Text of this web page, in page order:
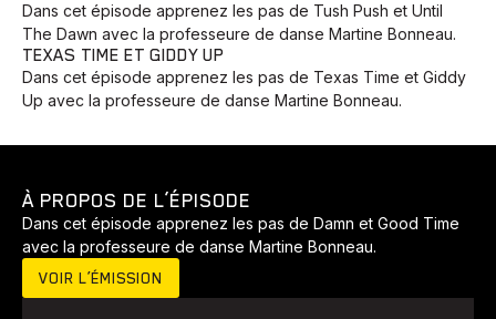
Avenir
Dans cet épisode apprenez les pas de Tush Push et Until
The Dawn avec la professeure de danse Martine Bonneau.
TEXAS TIME ET GIDDY UP
Dans cet épisode apprenez les pas de Texas Time et Giddy
Up avec la professeure de danse Martine Bonneau.
À PROPOS DE L’ÉPISODE
Dans cet épisode apprenez les pas de Damn et Good Time
avec la professeure de danse Martine Bonneau.
VOIR L’ÉMISSION